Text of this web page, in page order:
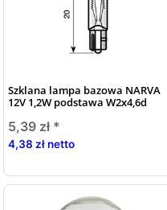
Szklana lampa bazowa NARVA
12V 1,2W podstawa W2x4,6d
5,39 zł *
4,38 zł netto